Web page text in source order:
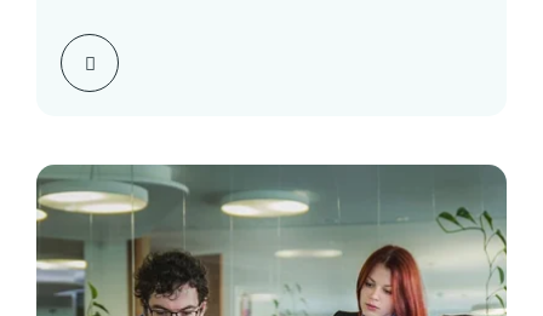
шаблонам Управление договорами от…